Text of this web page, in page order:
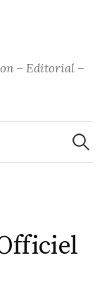
– Editorial –